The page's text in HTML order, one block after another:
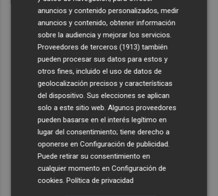
anuncios y contenido personalizados, medir
anuncios y contenido, obtener información
sobre la audiencia y mejorar los servicios.
Proveedores de terceros (1913) también
pueden procesar sus datos para estos y
otros fines, incluido el uso de datos de
geolocalización precisos y características
del dispositivo. Sus elecciones se aplican
solo a este sitio web. Algunos proveedores
pueden basarse en el interés legítimo en
lugar del consentimiento; tiene derecho a
oponerse enConfiguración de publicidad
Puede retirar su consentimiento en
cualquier momento enConfiguración de
cookies .Política de privacidad